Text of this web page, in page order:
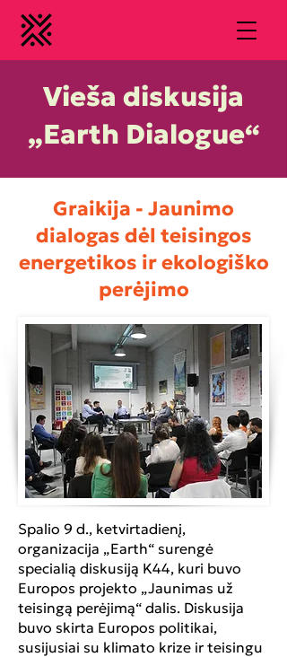
Vieša diskusija
„Earth Dialogue“
Graikija - Jaunimo
dialogas dėl teisingos
energetikos ir ekologiško
perėjimo
Spalio 9 d., ketvirtadienį,
organizacija „Earth“ surengė
specialią diskusiją K44, kuri buvo
Europos projekto „Jaunimas už
teisingą perėjimą“ dalis. Diskusija
buvo skirta Europos politikai,
susijusiai su klimato krize ir teisingu